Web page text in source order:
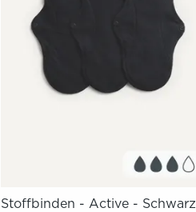
Stoffbinden - Active - Schwarz